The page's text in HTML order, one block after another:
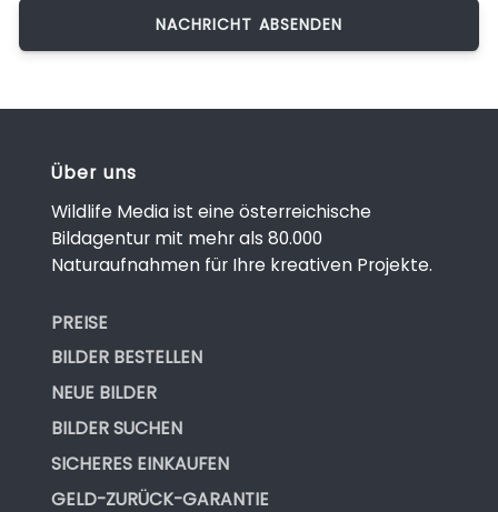
Über uns
Wildlife Media ist eine österreichische
Bildagentur mit mehr als 80.000
Naturaufnahmen für Ihre kreativen Projekte.
PREISE
BILDER BESTELLEN
NEUE BILDER
BILDER SUCHEN
SICHERES EINKAUFEN
GELD-ZURÜCK-GARANTIE